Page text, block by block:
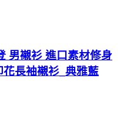
男襯衫 進口素材修身
長袖襯衫_典雅藍